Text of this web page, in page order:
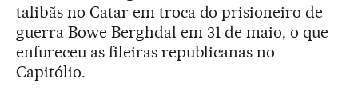
talibãs no Catar em troca do prisioneiro de
guerra Bowe Berghdal em 31 de maio, o que
enfureceu as fileiras republicanas no
Capitólio.